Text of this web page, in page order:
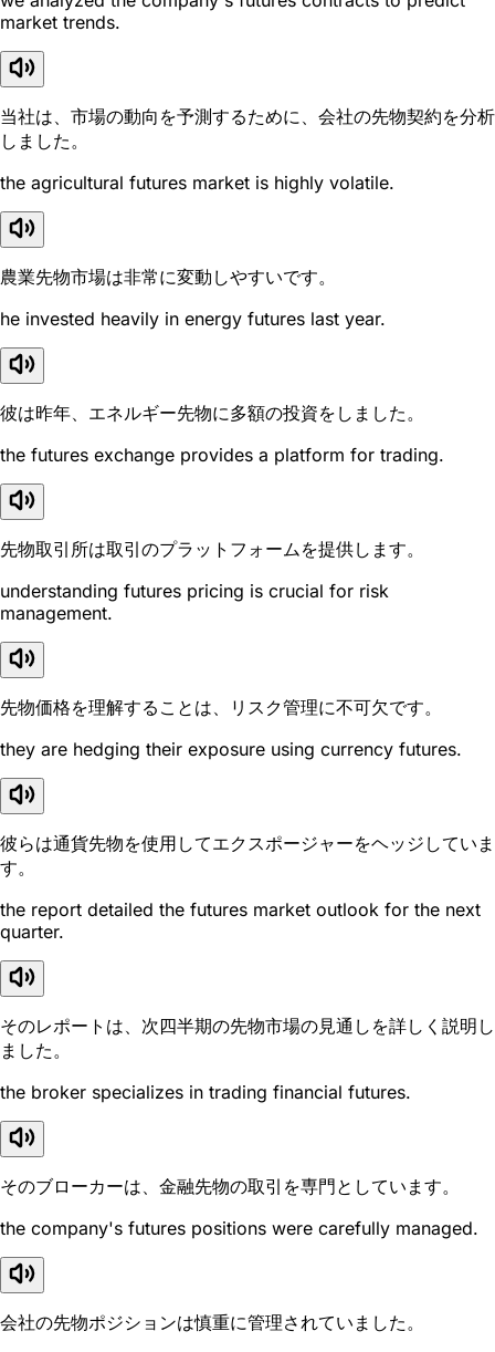
market trends.
当社は、市場の動向を予測するために、会社の先物契約を分析
しました。
the agricultural futures market is highly volatile.
農業先物市場は非常に変動しやすいです。
he invested heavily in energy futures last year.
彼は昨年、エネルギー先物に多額の投資をしました。
the futures exchange provides a platform for trading.
先物取引所は取引のプラットフォームを提供します。
understanding futures pricing is crucial for risk
management.
先物価格を理解することは、リスク管理に不可欠です。
they are hedging their exposure using currency futures.
彼らは通貨先物を使用してエクスポージャーをヘッジしていま
す。
the report detailed the futures market outlook for the next
quarter.
そのレポートは、次四半期の先物市場の見通しを詳しく説明し
ました。
the broker specializes in trading financial futures.
そのブローカーは、金融先物の取引を専門としています。
the company's futures positions were carefully managed.
会社の先物ポジションは慎重に管理されていました。